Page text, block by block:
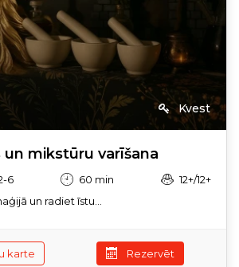
Kvest
un mikstūru varīšana
6 60 min
12+/12+
un radiet īstu...
karte Rezervēt